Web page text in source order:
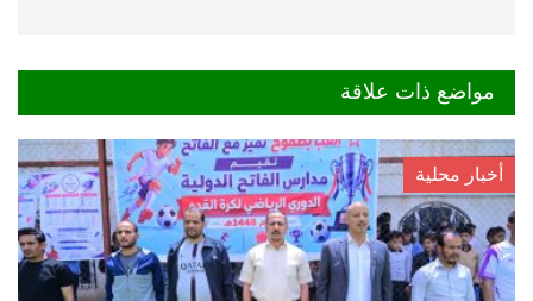
مواضع ذات علاقة
أخبار محلية